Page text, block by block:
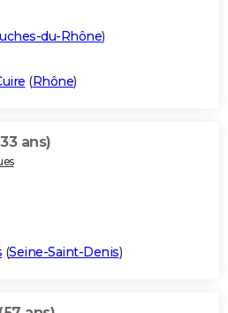
du-Rhône)
(Rhône)
ans)
(Seine-Saint-Denis)